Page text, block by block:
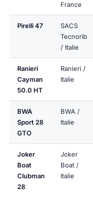
France
Pirelli 47
SACS
Tecnorib
/ Italie
Ranieri
Cayman
50.0 HT
Ranieri /
Italie
BWA
Sport 28
GTO
BWA /
Italie
Joker
Boat
Clubman
28
Joker
Boat /
Italie